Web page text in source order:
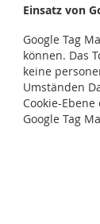
Einsatz von
Google Tag
können. Das
keine
Umständen
Cookie-
Google Tag